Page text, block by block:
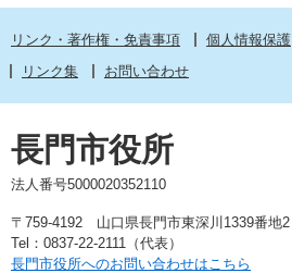
リンク・著作権・免責事項 個人情報保護
リンク集
お問い合わせ
長門市役所
法人番号5000020352110
〒759-4192 山口県長門市東深川1339番地2
Tel：0837-22-2111（代表）
長門市役所へのお問い合わせはこちら